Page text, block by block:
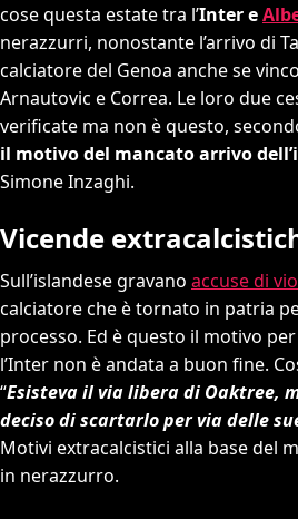
cose questa estate tra l’Inter e
nerazzurri, nonostante l’arrivo di
calciatore del Genoa anche se
Arnautovic e Correa. Le loro due
verificate ma non è questo,
il motivo del mancato arrivo
Simone Inzaghi.
Vicende
Sull’islandese gravano accuse di
calciatore che è tornato in patria
processo. Ed è questo il motivo
l’Inter non è andata a buon fine.
“Esisteva il via libera di Oaktree,
deciso di scartarlo per via delle
Motivi extracalcistici alla base del
in nerazzurro.